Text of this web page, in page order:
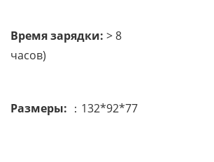
Время зарядки: > 8
часов)
Размеры: ：132*92*77